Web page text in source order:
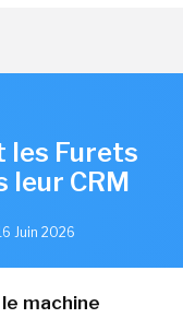
les Furets
leur CRM
Juin 2026
machine